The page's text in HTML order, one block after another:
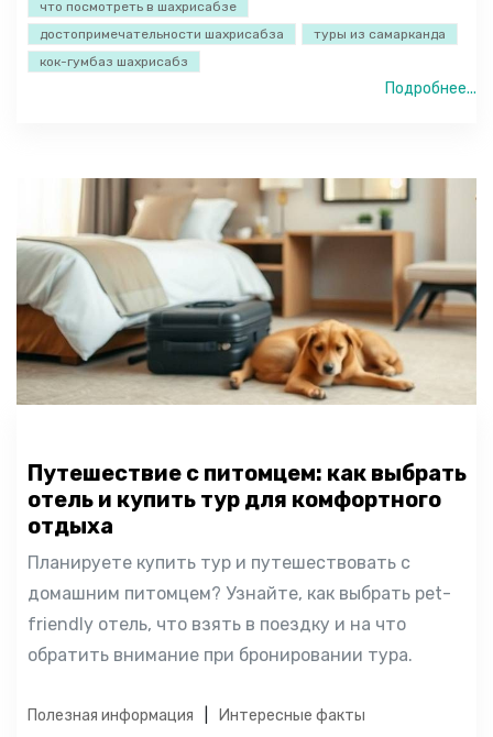
что посмотреть в шахрисабзе
достопримечательности шахрисабза
туры из самарканда
кок-гумбаз шахрисабз
Подробнее...
Путешествие с питомцем: как выбрать
отель и купить тур для комфортного
отдыха
Планируете купить тур и путешествовать с
домашним питомцем? Узнайте, как выбрать pet-
friendly отель, что взять в поездку и на что
обратить внимание при бронировании тура.
Полезная информация Интересные факты